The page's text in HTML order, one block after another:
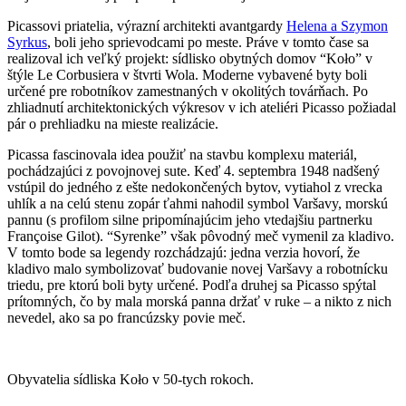
Picassovi priatelia, výrazní architekti avantgardy Helena a Szymon
Syrkus, boli jeho sprievodcami po meste. Práve v tomto čase sa
realizoval ich veľký projekt: sídlisko obytných domov “Koło” v
štýle Le Corbusiera v štvrti Wola. Moderne vybavené byty boli
určené pre robotníkov zamestnaných v okolitých továrňach. Po
zhliadnutí architektonických výkresov v ich ateliéri Picasso požiadal
pár o prehliadku na mieste realizácie.
Picassa fascinovala idea použiť na stavbu komplexu materiál,
pochádzajúci z povojnovej sute. Keď 4. septembra 1948 nadšený
vstúpil do jedného z ešte nedokončených bytov, vytiahol z vrecka
uhlík a na celú stenu zopár ťahmi nahodil symbol Varšavy, morskú
pannu (s profilom silne pripomínajúcim jeho vtedajšiu partnerku
Françoise Gilot). “Syrenke” však pôvodný meč vymenil za kladivo.
V tomto bode sa legendy rozchádzajú: jedna verzia hovorí, že
kladivo malo symbolizovať budovanie novej Varšavy a robotnícku
triedu, pre ktorú boli byty určené. Podľa druhej sa Picasso spýtal
prítomných, čo by mala morská panna držať v ruke – a nikto z nich
nevedel, ako sa po francúzsky povie meč.
Obyvatelia sídliska Koło v 50-tych rokoch.